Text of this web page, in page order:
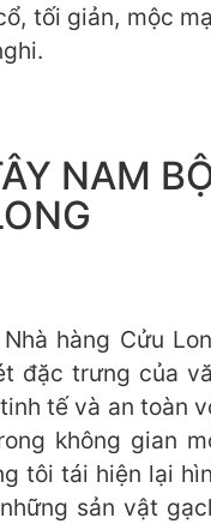
tối giản, mộc
NAM
hàng Cửu
đặc trưng của
tế và an toàn
không gian
tôi tái hiện lại
sản vật